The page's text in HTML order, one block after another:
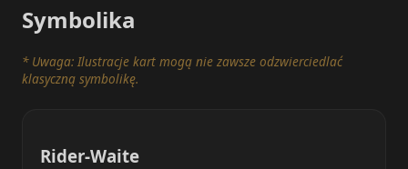
Symbolika
* Uwaga: Ilustracje kart mogą nie zawsze odzwierciedlać
klasyczną symbolikę.
Rider-Waite